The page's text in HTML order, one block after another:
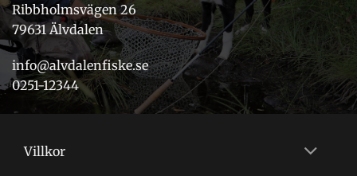
Ribbholmsvägen 26
79631 Älvdalen
info@alvdalenfiske.se
0251-12344
Villkor